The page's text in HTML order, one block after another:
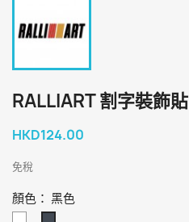
RALLIART 割字裝飾貼
HKD124.00
免稅
顏色： 黑色